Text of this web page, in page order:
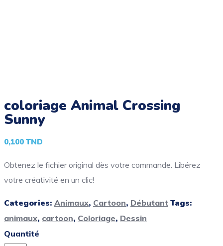
coloriage Animal Crossing
Sunny
0,100 TND
Obtenez le fichier original dès votre commande. Libérez
votre créativité en un clic!
Categories: Animaux, Cartoon, Débutant Tags:
animaux, cartoon, Coloriage, Dessin
Quantité